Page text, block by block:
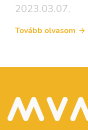
2023.03.07.
Tovább olvasom